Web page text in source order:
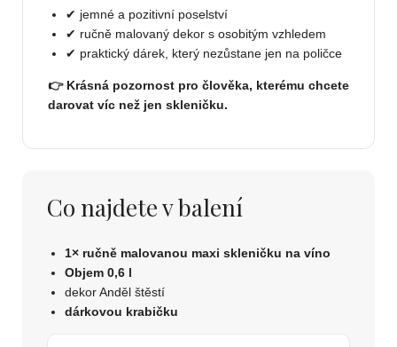
✔ jemné a pozitivní poselství
✔ ručně malovaný dekor s osobitým vzhledem
✔ praktický dárek, který nezůstane jen na poličce
👉 Krásná pozornost pro člověka, kterému chcete
darovat víc než jen skleničku.
Co najdete v balení
1× ručně malovanou maxi skleničku na víno
Objem 0,6 l
dekor Anděl štěstí
dárkovou krabičku